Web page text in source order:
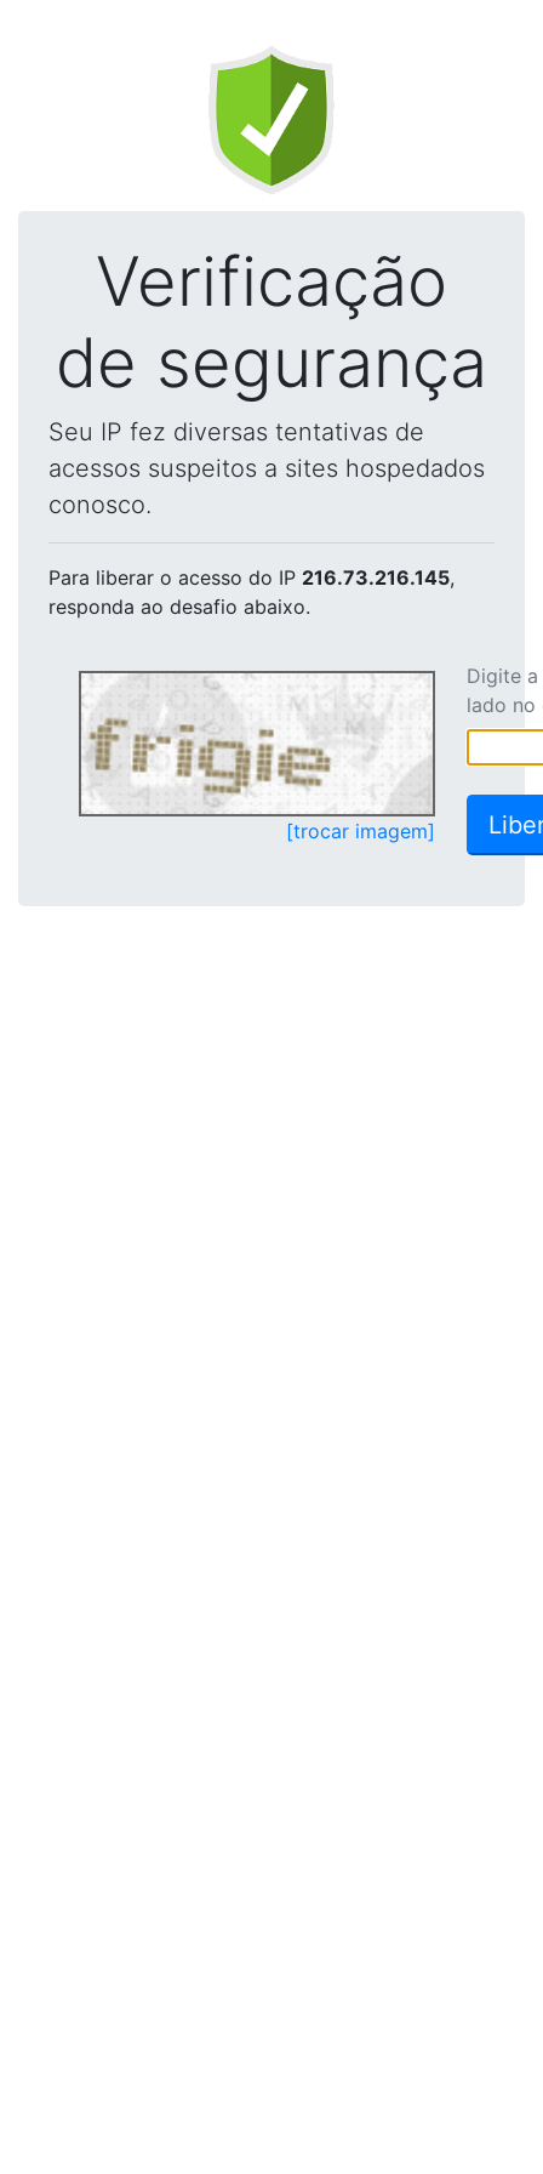
Verificação
de segurança
Seu IP fez diversas tentativas de
acessos suspeitos a sites hospedados
conosco.
Para liberar o acesso do IP 216.73.216.145,
responda ao desafio abaixo.
[trocar imagem]
Digite
lado no